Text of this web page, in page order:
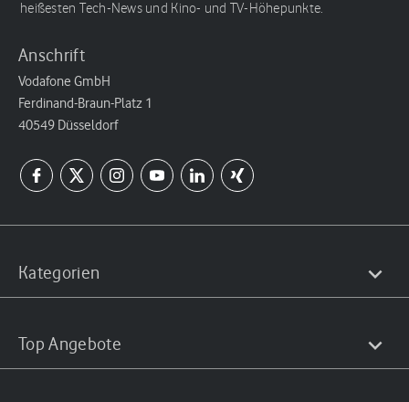
heißesten Tech-News und Kino- und TV-Höhepunkte.
Anschrift
Vodafone GmbH
Ferdinand-Braun-Platz 1
40549 Düsseldorf
Kategorien
Top Angebote